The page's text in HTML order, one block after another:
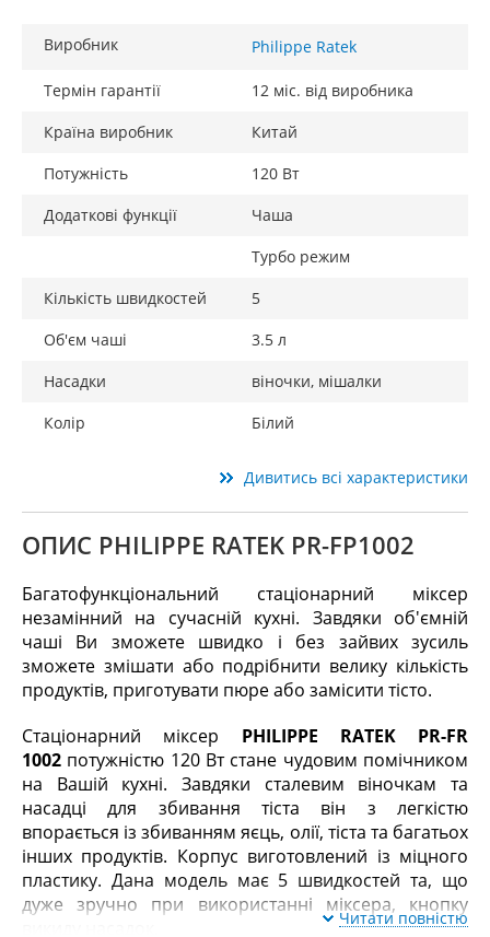
Виробник Philippe Ratek
Термін гарантії
12 міс. від виробника
Країна виробник
Китай
Потужність
120 Вт
Додаткові функції
Чаша
Турбо режим
Кількість швидкостей
5
Об'єм чаші
3.5 л
Насадки
віночки, мішалки
Колір
Білий
Дивитись всі характеристики
ОПИС PHILIPPE RATEK PR-FP1002
Багатофункціональний стаціонарний міксер
незамінний на сучасній кухні. Завдяки об'ємній
чаші Ви зможете швидко і без зайвих зусиль
зможете змішати або подрібнити велику кількість
продуктів, приготувати пюре або замісити тісто.
Стаціонарний міксер PHILIPPE RATEK PR-FR
1002 потужністю 120 Вт стане чудовим помічником
на Вашій кухні. Завдяки сталевим віночкам та
насадці для збивання тіста він з легкістю
впорається із збиванням яєць, олії, тіста та багатьох
інших продуктів. Корпус виготовлений із міцного
пластику. Дана модель має 5 швидкостей та, що
дуже зручно при використанні міксера, кнопку
Читати повністю